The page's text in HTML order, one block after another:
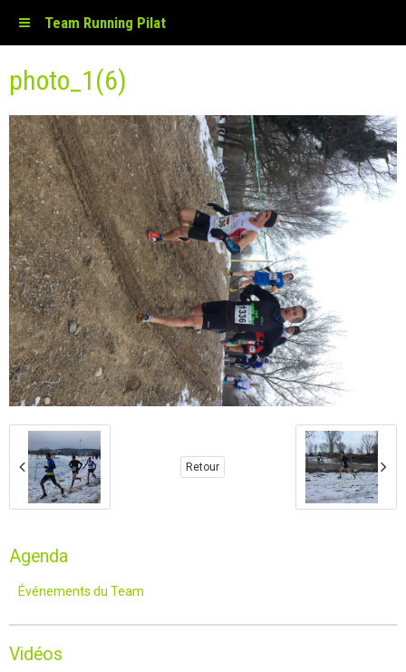
Team Running Pilat
photo_1(6)
Retour
Agenda
Événements du Team
Vidéos